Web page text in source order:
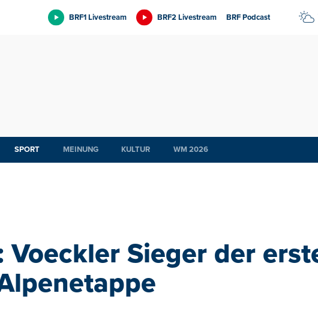
BRF1 Livestream BRF2 Livestream BRF Podcast
SPORT MEINUNG KULTUR WM 2026
Voeckler Sieger der